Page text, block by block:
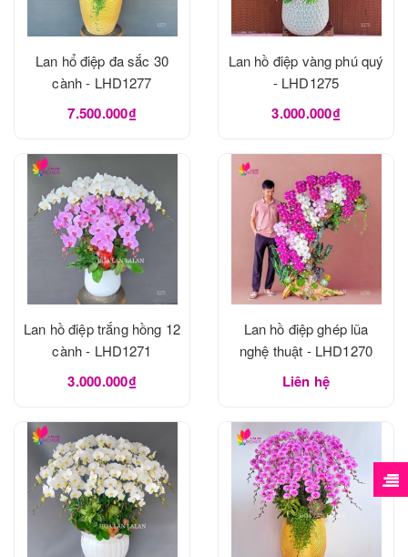
Lan hổ điệp đa sắc 30
cành - LHD1277
7.500.000₫
Lan hồ điệp vàng phú quý
- LHD1275
3.000.000₫
Lan hồ điệp trắng hồng 12
cành - LHD1271
3.000.000₫
Lan hồ điệp ghép lũa
nghệ thuật - LHD1270
Liên hệ